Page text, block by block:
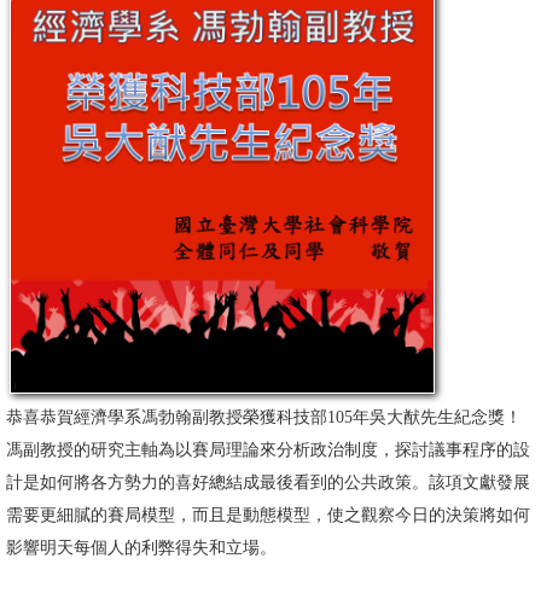
研
究
化
教
深
耕
辦
法
恭喜恭賀經濟學系馮勃翰副教授榮獲科技部105年吳大猷先生紀念獎！
馮副教授的研究主軸為以賽局理論來分析政治制度，探討議事程序的設
計是如何將各方勢力的喜好總結成最後看到的公共政策。該項文獻發展
需要更細膩的賽局模型，而且是動態模型，使之觀察今日的決策將如何
影響明天每個人的利弊得失和立場。